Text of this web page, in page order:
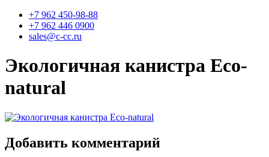
+7 962 450-98-88
+7 962 446 0900
sales@c-cc.ru
Экологичная канистра Eco-
natural
Добавить комментарий